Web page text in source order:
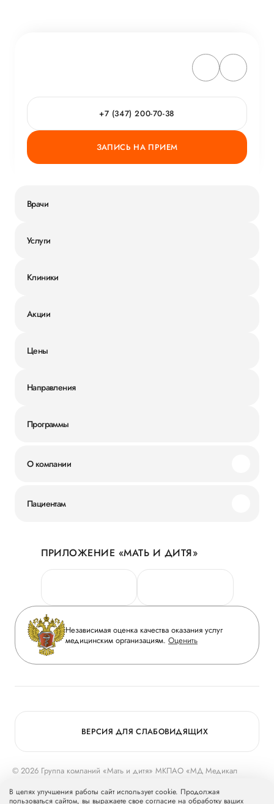
+7 (347) 200-70-38
ЗАПИСЬ НА ПРИЕМ
Врачи
Услуги
Клиники
Акции
Цены
Направления
Программы
О компании
Новости
Руководство
Сотрудничество
Инвесторам
Журнал «Мать и дитя»
Вакансии
Медицинский туризм
Пациентам
Личный кабинет
Персональные данные
Горячая линия качества
Вопрос-ответ
Приложение пациента
Статьи
ПРИЛОЖЕНИЕ «МАТЬ И ДИТЯ»
Независимая оценка качества оказания услуг
медицинским организациям. Оценить
© 2026 Группа компаний «Мать и дитя» МКПАО «МД Медикал
Группу компаний «Мать и дитя».
ВЕРСИЯ ДЛЯ СЛАБОВИДЯЩИХ
В целях улучшения работы сайт использует cookie. Продолжая
пользоваться сайтом, вы выражаете свое согласие на обработку ваших